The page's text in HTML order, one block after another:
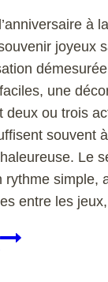
à
joyeux
une
deux ou trois
souvent
Le
rythme simple,
entre les
Réussir